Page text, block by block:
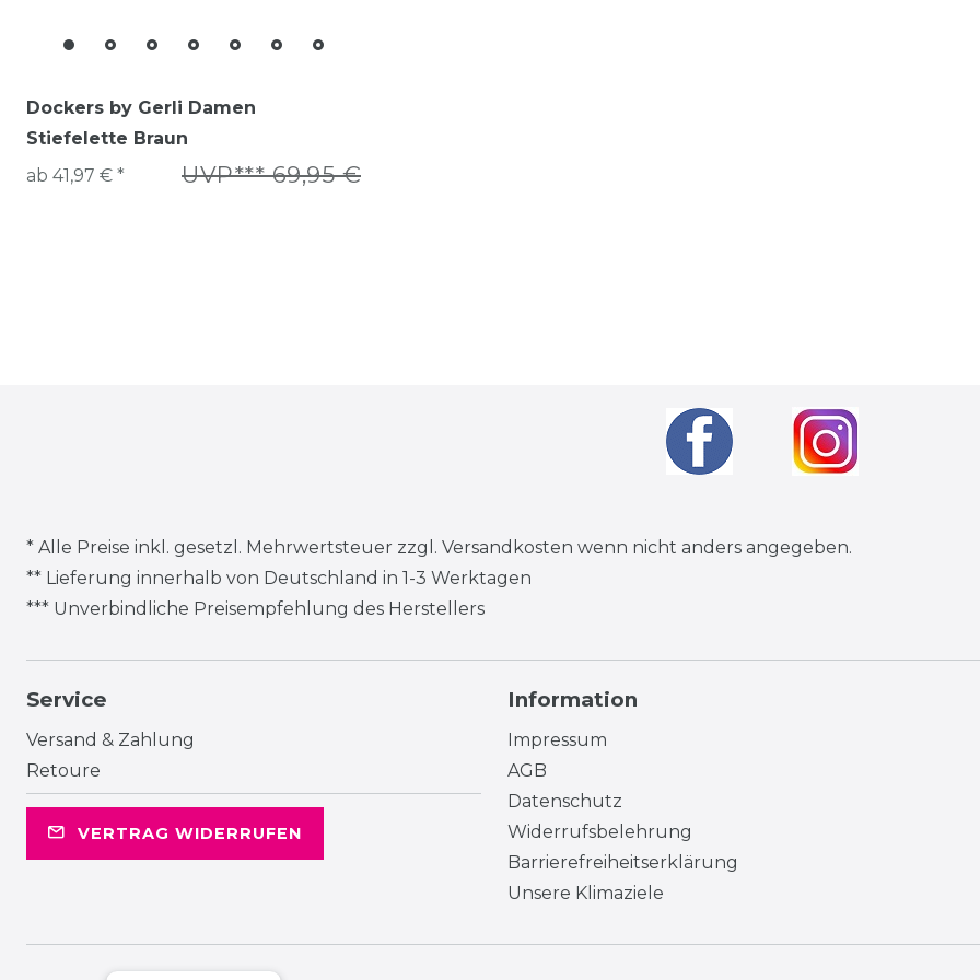
Dockers by Gerli Damen
Stiefelette Braun
UVP*** 69,95 €
ab 41,97 € *
* Alle Preise inkl. gesetzl. Mehrwertsteuer zzgl. Versandkosten wenn nicht anders angegeben.
** Lieferung innerhalb von Deutschland in 1-3 Werktagen
*** Unverbindliche Preisempfehlung des Herstellers
Service
Versand & Zahlung
Retoure
VERTRAG WIDERRUFEN
Information
Impressum
AGB
Datenschutz
Widerrufsbelehrung
Barrierefreiheitserklärung
Unsere Klimaziele